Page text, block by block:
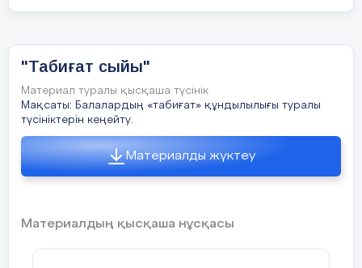
2018ж
Күні: 19.03.2018
"Табиғат сыйы"
Материал туралы қысқаша түсінік
Мақсаты: Балалардың «табиғат» құндылылығы туралы
түсініктерін кеңейту.
Материалды жүктеу
Материалдың қысқаша нұсқасы